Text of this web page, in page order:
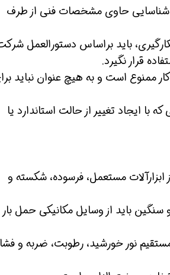
شناسایی حاوی مشخصات فنی از طرف
باید براساس دستورالعمل
قرار نگیرد.
ممنوع است و به هیچ عنوان نباید
با ایجاد تغییر از حالت استاندارد یا
ابزارآلات مستعمل، فرسوده، شکسته و
باید از وسایل مکانیکی حمل بار
نور خورشید، رطوبت، ضربه و